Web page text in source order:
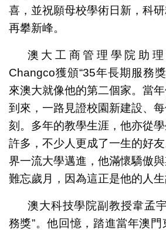
喜，並祝願母校學術日新，科研
再攀新峰。
澳大工商管理學院助理
Changco獲頒“35年長期服務
來澳大就像他的第二個家。當
到來，一路見證校園新建設、
刻。多年的教學生涯，他亦從
許多，不少人更成了一生的好
界一流大學邁進，他滿懷驕傲
難忘歲月，因為這正是他的人生
澳大科技學院副教授韋孟
務獎”。他回憶，踏進當年澳